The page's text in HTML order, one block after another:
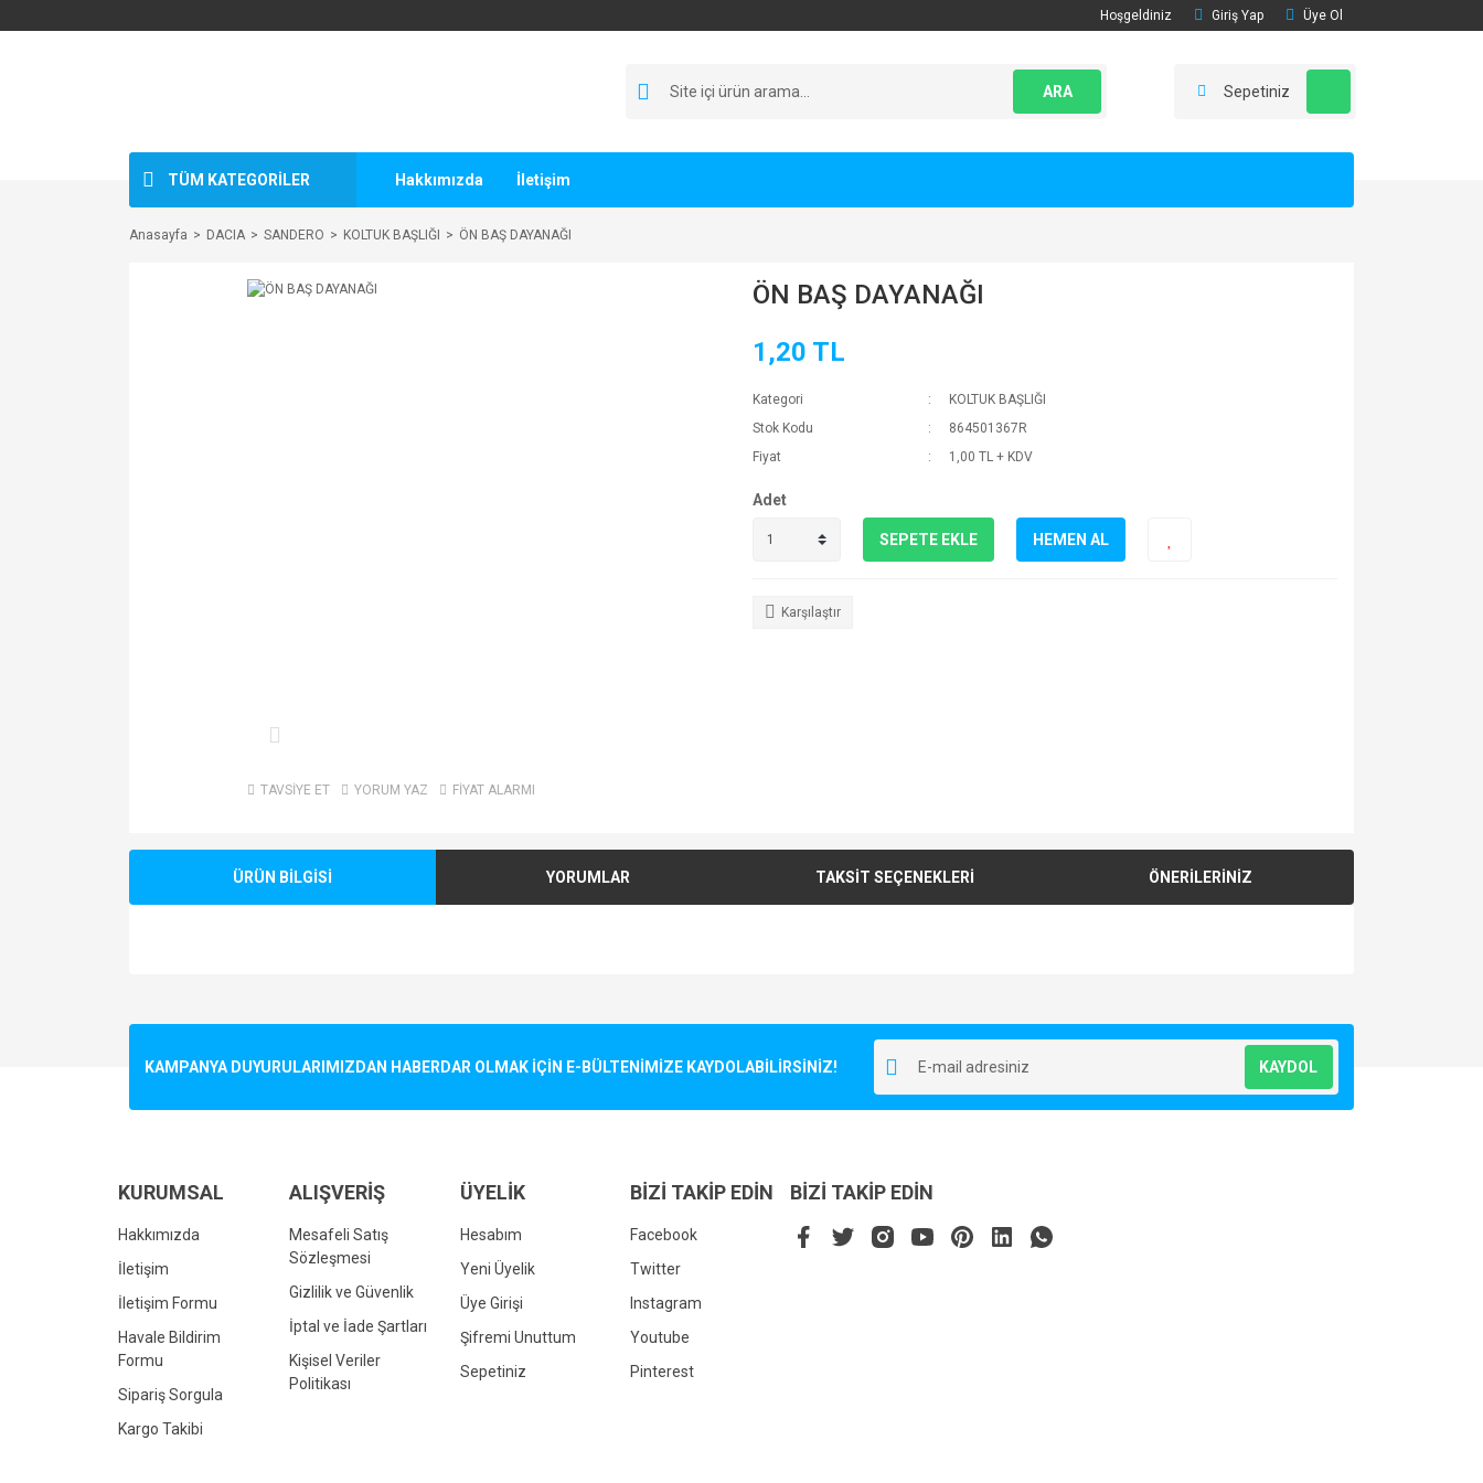
Hoşgeldiniz Giriş Yap Üye Ol
ARA Sepetiniz
TÜM KATEGORİLER Hakkımızda İletişim
Anasayfa DACIA SANDERO KOLTUK BAŞLIĞI ÖN BAŞ DAYANAĞI
TAVSİYE ET YORUM YAZ FİYAT ALARMI
ÖN BAŞ DAYANAĞI
1,20 TL
Kategori
KOLTUK BAŞLIĞI
Stok Kodu
864501367R
Fiyat
1,00 TL + KDV
Adet
SEPETE EKLE HEMEN AL
Karşılaştır
ÜRÜN BİLGİSİ YORUMLAR TAKSİT SEÇENEKLERİ ÖNERİLERİNİZ
Ürün resmi kalitesiz, bozuk veya görüntülenemiyor.
Bu ürüne benzer farklı alternatifler olmalı.
KAMPANYA DUYURULARIMIZDAN HABERDAR OLMAK İÇİN E-BÜLTENİMİZE KAYDOLABİLİRSİNİZ! KAYDOL
KURUMSAL
Hakkımızda
İletişim
İletişim Formu
Havale Bildirim
Formu
Sipariş Sorgula
Kargo Takibi
ALIŞVERİŞ
Mesafeli Satış
Sözleşmesi
Gizlilik ve Güvenlik
İptal ve İade Şartları
Kişisel Veriler
Politikası
ÜYELİK
Hesabım
Yeni Üyelik
Üye Girişi
Şifremi Unuttum
Sepetiniz
BİZİ TAKİP EDİN
Facebook
Twitter
Instagram
Youtube
Pinterest
BİZİ TAKİP EDİN